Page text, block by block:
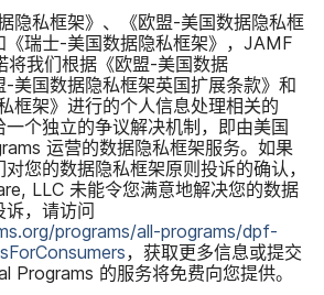
隐私框架》、​《欧盟-美国​数据​隐私框​
《瑞士-美国​数据​隐私框架》， JAMF
将​我们​根据​《欧盟-美国​数据​
-美国​数据​隐私框​架​英国​扩展​条款》​和​
框架》​进行​的​个人​信息​处理​相关​的​
个​独立​的​争议​解决​机制，​即由​美国
运营​的​数据​隐私框架​服务。​如果​
您​的​数据​隐私框架​原则​投诉​的​确认，​
, LLC 未​能​令​您​满意​地​解决​您​的​数据​
诉，​请​访问
.org/programs/all-programs/dpf-
，​获取​更​多​信息​或​提交​
Programs 的​服务​将​免费​向​您​提供。